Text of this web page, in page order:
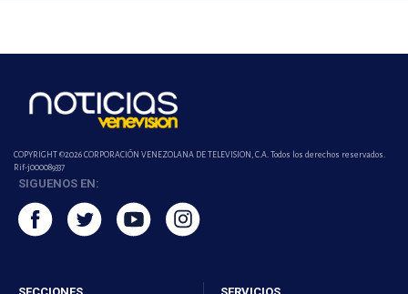
COPYRIGHT ©2026 CORPORACIÓN VENEZOLANA DE TELEVISION, C.A. Todos los derechos reservados.
Rif-j000089337
SIGUENOS EN: